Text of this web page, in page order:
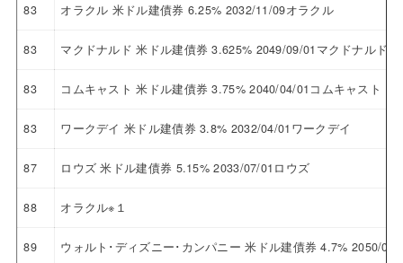
83 オラクル 米ドル建債券 6.25% 2032/11/09オラクル
83 マクドナルド 米ドル建債券 3.625% 2049/09/01マクドナルド
83 コムキャスト 米ドル建債券 3.75% 2040/04/01コムキャスト
83 ワークデイ 米ドル建債券 3.8% 2032/04/01ワークデイ
87 ロウズ 米ドル建債券 5.15% 2033/07/01ロウズ
88 オラクル※１
89 ウォルト･ディズニー･カンパニー 米ドル建債券 4.7% 2050/